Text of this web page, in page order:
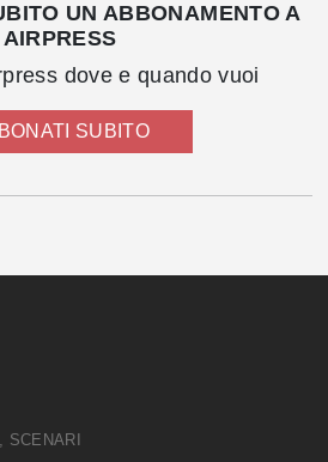
UN ABBONAMENTO A
AIRPRESS
dove e quando vuoi
SUBITO